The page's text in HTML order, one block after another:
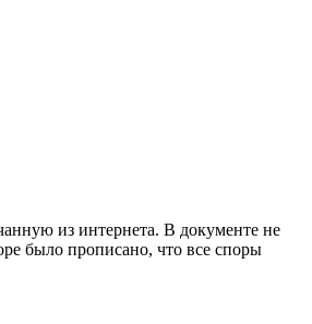
из интернета. В документе не
было прописано, что все споры